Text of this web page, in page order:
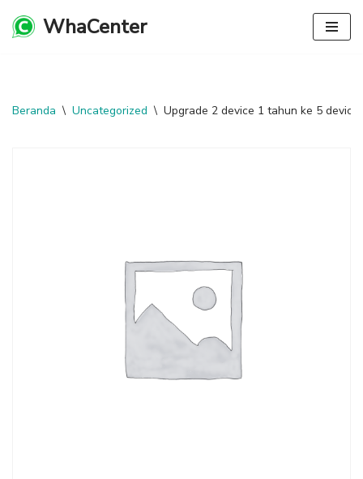
WhaCenter
Beranda \ Uncategorized \ Upgrade 2 device 1 tahun ke 5 device